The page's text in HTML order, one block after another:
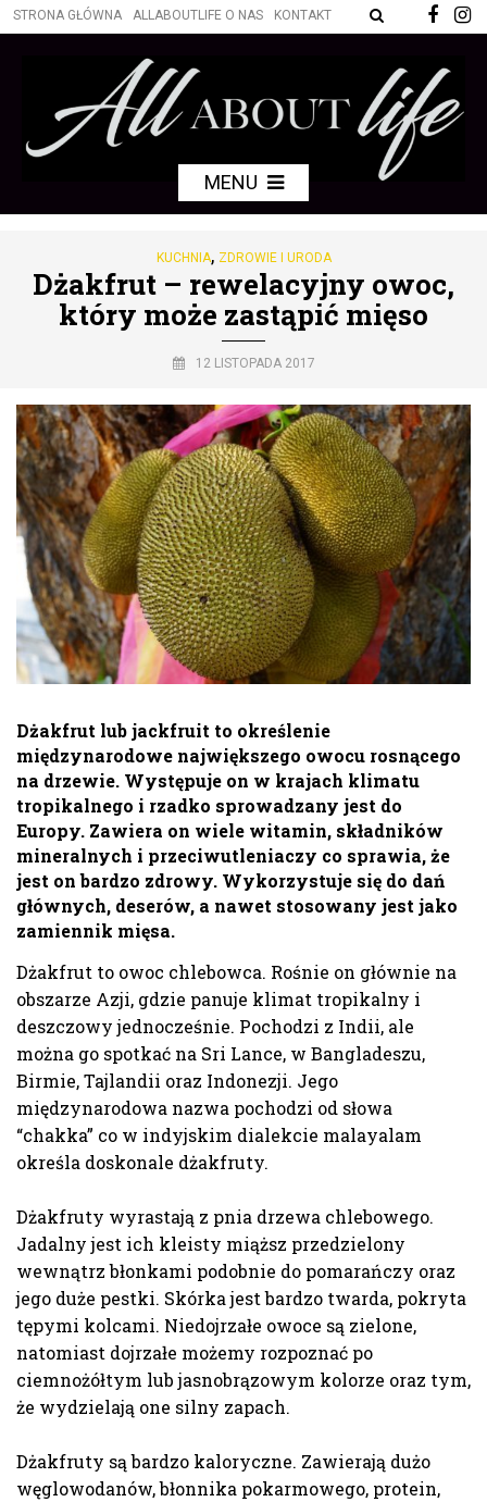
STRONA GŁÓWNA ALLABOUTLIFE O NAS KONTAKT
MENU
KUCHNIA, ZDROWIE I URODA
Dżakfrut – rewelacyjny owoc,
który może zastąpić mięso
12 LISTOPADA 2017
Dżakfrut lub jackfruit to określenie
międzynarodowe największego owocu rosnącego
na drzewie. Występuje on w krajach klimatu
tropikalnego i rzadko sprowadzany jest do
Europy. Zawiera on wiele witamin, składników
mineralnych i przeciwutleniaczy co sprawia, że
jest on bardzo zdrowy. Wykorzystuje się do dań
głównych, deserów, a nawet stosowany jest jako
zamiennik mięsa.
Dżakfrut to owoc chlebowca. Rośnie on głównie na
obszarze Azji, gdzie panuje klimat tropikalny i
deszczowy jednocześnie. Pochodzi z Indii, ale
można go spotkać na Sri Lance, w Bangladeszu,
Birmie, Tajlandii oraz Indonezji. Jego
międzynarodowa nazwa pochodzi od słowa
“chakka” co w indyjskim dialekcie malayalam
określa doskonale dżakfruty.
Dżakfruty wyrastają z pnia drzewa chlebowego.
Jadalny jest ich kleisty miąższ przedzielony
wewnątrz błonkami podobnie do pomarańczy oraz
jego duże pestki. Skórka jest bardzo twarda, pokryta
tępymi kolcami. Niedojrzałe owoce są zielone,
natomiast dojrzałe możemy rozpoznać po
ciemnożółtym lub jasnobrązowym kolorze oraz tym,
że wydzielają one silny zapach.
Dżakfruty są bardzo kaloryczne. Zawierają dużo
węglowodanów, błonnika pokarmowego, protein,